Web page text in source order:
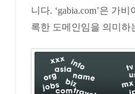
니다. ‘gabia.com’은 가
록한 도메인임을 의미하